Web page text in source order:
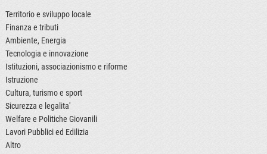
Territorio e sviluppo locale
Finanza e tributi
Ambiente, Energia
Tecnologia e innovazione
Istituzioni, associazionismo e riforme
Istruzione
Cultura, turismo e sport
Sicurezza e legalita'
Welfare e Politiche Giovanili
Lavori Pubblici ed Edilizia
Altro